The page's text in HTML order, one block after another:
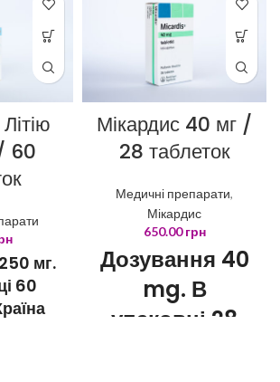
60
мг.
60
Мікардис 40 мг /
28 таблеток
Медичні препарати,
Мікардис
650.00грн
Дозування 40
mg. В
упаковці 28